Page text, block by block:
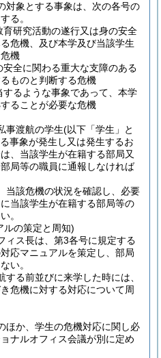
対象とする事象は、次の各号の
る。
研究活動の遂行又は身の安全
危機、及び本学及び当該学生
機
全に関わる重大な支障のある
ものと判断する危機
るような事象であって、本学
ることが必要な危機
事渡航の学生(以下「学生」と
事象が発生し又は発生するお
、当該学生が在籍する部局又
局等の職員に通報しなければ
該危機の状況を確認し、必要
当該学生が在籍する部局等の
。
ルの策定と周知)
ス長は、第3各号に規定する
応マニュアルを策定し、部局
い。
る前並びに来学した時には、
危機に対する対応について周
ほか、学生の危機対応に関し必
ナルオフィス会議が別に定め